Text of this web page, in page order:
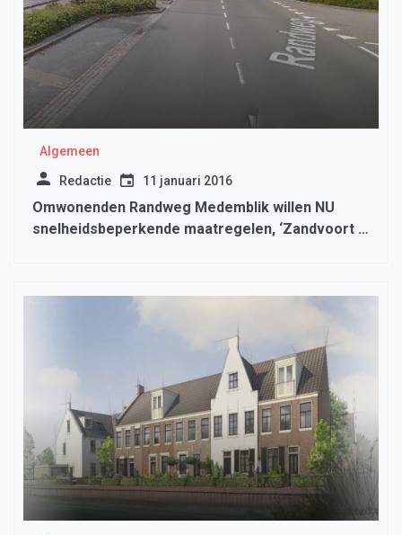
Algemeen
Redactie 11 januari 2016
Omwonenden Randweg Medemblik willen NU
snelheidsbeperkende maatregelen, ‘Zandvoort is